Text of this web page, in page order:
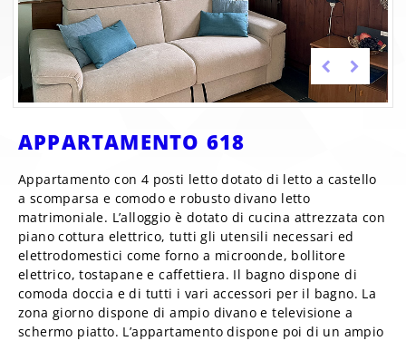
APPARTAMENTO 618
Appartamento con 4 posti letto dotato di letto a castello
a scomparsa e comodo e robusto divano letto
matrimoniale. L’alloggio è dotato di cucina attrezzata con
piano cottura elettrico, tutti gli utensili necessari ed
elettrodomestici come forno a microonde, bollitore
elettrico, tostapane e caffettiera. Il bagno dispone di
comoda doccia e di tutti i vari accessori per il bagno. La
zona giorno dispone di ampio divano e televisione a
schermo piatto. L’appartamento dispone poi di un ampio